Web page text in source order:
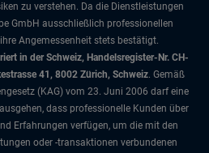
zu verstehen. Da die Dienstleistungen
GmbH ausschließlich professionellen
Angemessenheit stets bestätigt.
in der Schweiz, Handelsregister-Nr. CH-
41, 8002 Zürich, Schweiz. Gemäß
(KAG) vom 23. Juni 2006 darf eine
dass professionelle Kunden über
Erfahrungen verfügen, um die mit den
oder -transaktionen verbundenen